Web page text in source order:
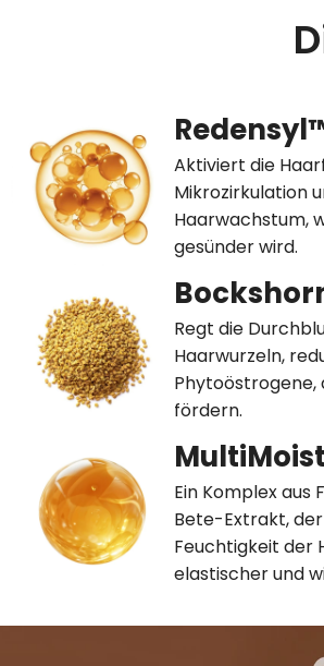
Aktiviert die
Mikrozirkulation
Haarwachstum,
gesünder wird.
Regt die
Haarwurzeln,
Phytoöstrogene,
fördern.
Ein Komplex
Bete-Extrakt,
Feuchtigkeit der
elastischer und